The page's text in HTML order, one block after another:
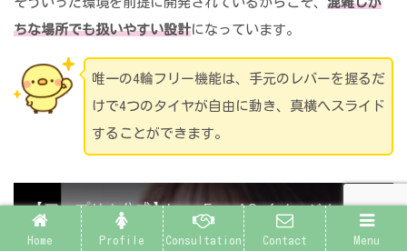
ちな場所でも扱いやすい設計になっています。
唯一の4輪フリー機能は、手元のレバーを握るだ
けで4つのタイヤが自由に動き、真横へスライド
することができます。
【アップリカ公式】Luce Free AC イメージムービー
Home Profile Consultation Contact Menu